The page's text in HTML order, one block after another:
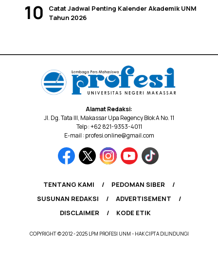
Catat Jadwal Penting Kalender Akademik UNM
Tahun 2026
Alamat Redaksi:
Jl. Dg. Tata III, Makassar Upa Regency Blok A No. 11
Telp : +62 821-9353-4011
E-mail : profesi.online@gmail.com
TENTANG KAMI
PEDOMAN SIBER
SUSUNAN REDAKSI
ADVERTISEMENT
DISCLAIMER
KODE ETIK
COPYRIGHT © 2012 - 2025 LPM PROFESI UNM - HAK CIPTA DILINDUNGI